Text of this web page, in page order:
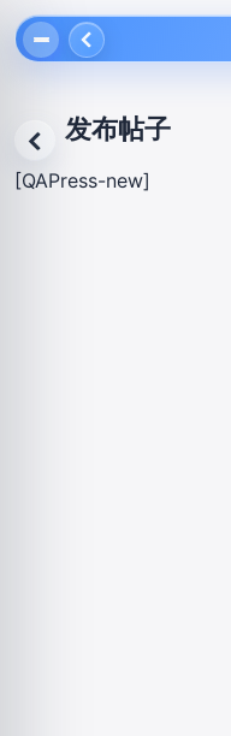
返回
发布帖子
[QAPress-new]